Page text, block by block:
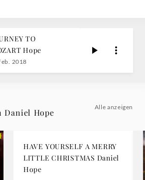
TO
Hope
2018
Daniel Hope
Alle anzeigen
HAVE YOURSELF A MERRY
LITTLE CHRISTMAS Daniel
Hope